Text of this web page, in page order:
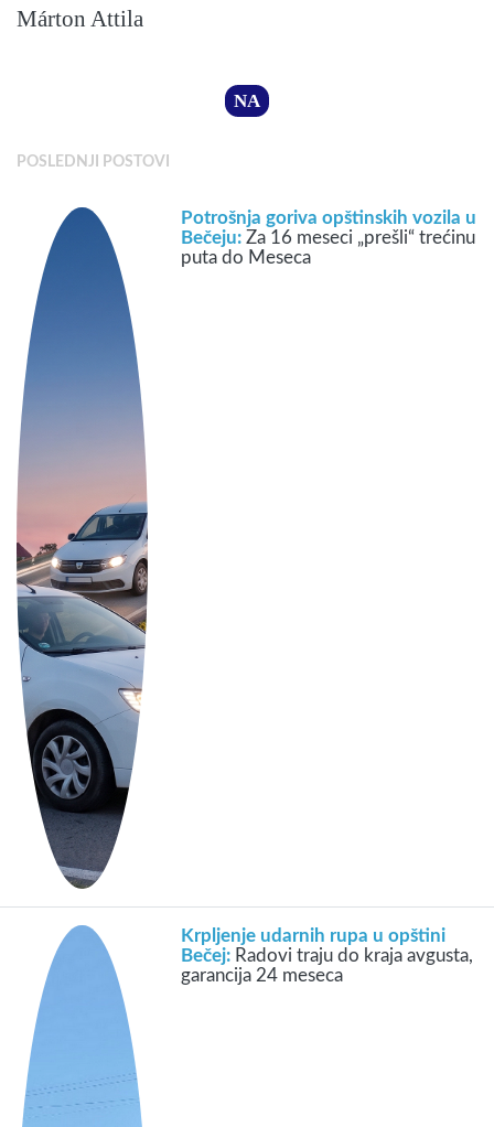
Márton Attila
NA
POSLEDNJI POSTOVI
Potrošnja goriva opštinskih vozila u
Bečeju:Za 16 meseci „prešli“ trećinu
puta do Meseca
Krpljenje udarnih rupa u opštini
Bečej: Radovi traju do kraja avgusta,
garancija 24 meseca